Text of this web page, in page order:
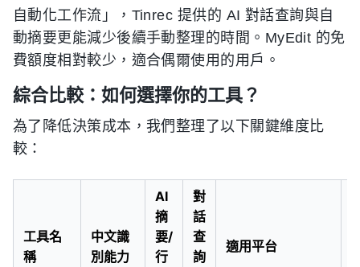
自動化工作流」，Tinrec 提供的 AI 對話查詢與自
動摘要更能減少後續手動整理的時間。MyEdit 的免
費額度相對較少，適合偶爾使用的用戶。
綜合比較：如何選擇你的工具？
為了降低決策成本，我們整理了以下關鍵維度比
較：
工具名
稱
中文識
別能力
AI
摘
要/
行
對
話
查
詢
適用平台